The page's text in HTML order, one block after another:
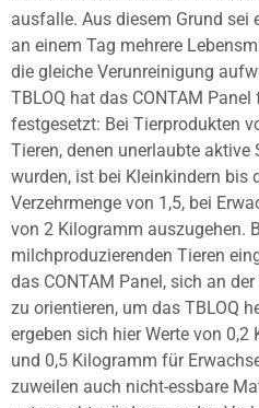
ausfalle. Aus diesem Grund sei
an einem Tag mehrere
die gleiche Verunreinigung
TBLOQ hat das CONTAM
festgesetzt: Bei Tierprodukten
Tieren, denen unerlaubte
wurden, ist bei Kleinkindern bis
Verzehrmenge von 1,5, bei
von 2 Kilogramm auszugehen.
milchproduzierenden Tieren
das CONTAM Panel, sich an
zu orientieren, um das TBLOQ
ergeben sich hier Werte von
und 0,5 Kilogramm für
zuweilen auch nicht-essbare